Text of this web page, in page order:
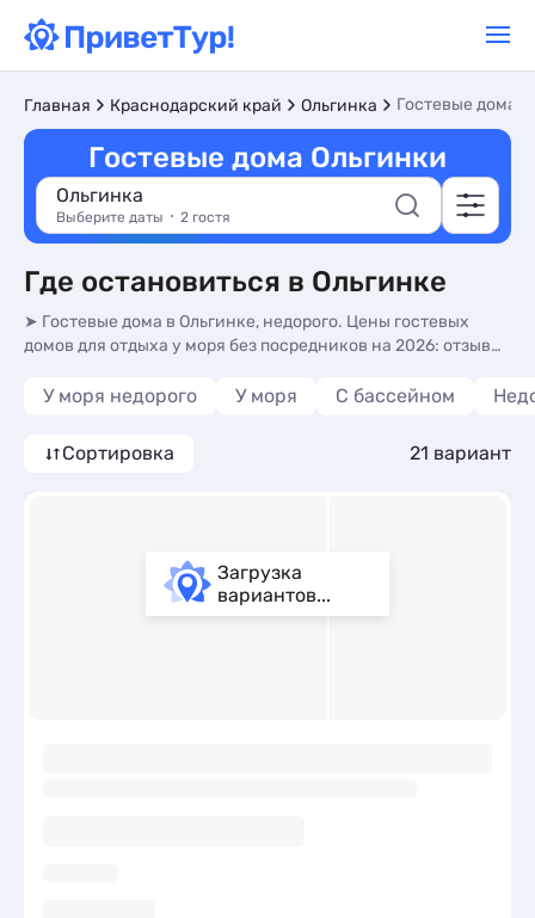
Главная Краснодарский край Ольгинка Гостевые дома
Гостевые дома Ольгинки
Ольгинка
Выберите даты 2 гостя
Где остановиться в Ольгинке
➤ Гостевые дома в Ольгинке, недорого. Цены гостевых
домов для отдыха у моря без посредников на 2026: отзывы,
У моря недорого У моря С бассейном
Сортировка 21 вариант
Загрузка
вариантов...